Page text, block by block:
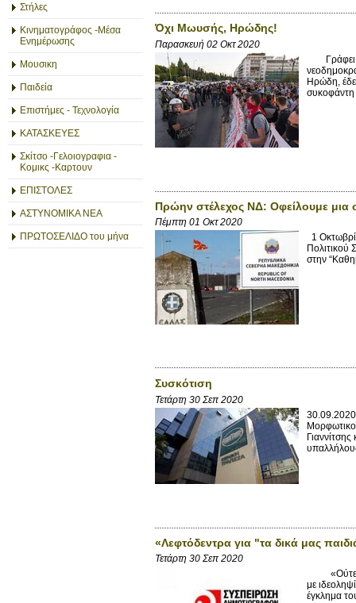
Στήλες
Κινηματογράφος -Μέσα
Ενημέρωσης
Μουσικη
Παιδεία
Επιστήμες - Τεχνολογία
ΚΑΤΑΣΚΕΥΕΣ
Σκίτσο -Γελοιογραφια -
Κομικς -Καρτουν
ΕΠΙΣΤΟΛΕΣ
ΑΣΤΥΝΟΜΙΚΑ ΝΕΑ
ΠΡΩΤΟΣΕΛΙΔΟ του μήνα
Όχι Μωυσής, Ηρώδης!
Παρασκευή 02 Οκτ 2020
Γράφει ο
Ηρώδη,
συκοφάντη
Πρώην στέλεχος ΝΔ: Οφείλουμε
Πέμπτη 01 Οκτ 2020
1
Πολιτικού
στην
Συσκότιση
Τετάρτη 30 Σεπ 2020
«Λεφτόδεντρα για "τα δικά μας
Τετάρτη 30 Σεπ 2020
«Ούτε τα
με
έγκλημα